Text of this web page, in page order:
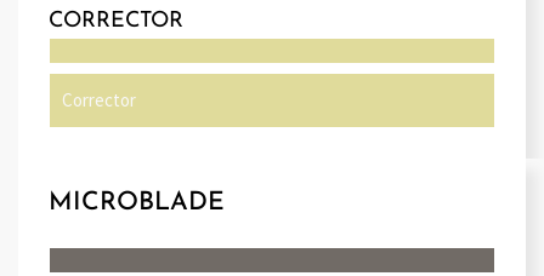
CORRECTOR
Corrector
MICROBLADE